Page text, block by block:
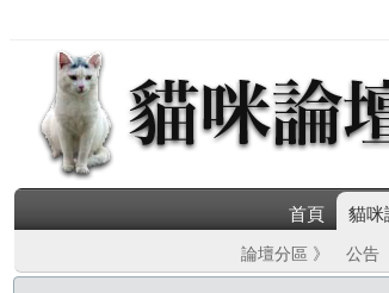
首頁 貓咪
論壇分區 》 公告